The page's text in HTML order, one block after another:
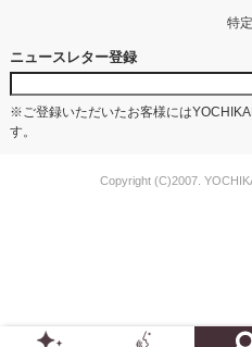
特
ニュースレター登録
※ご登録いただいたお客様には
す。
Copyright (C)2007.